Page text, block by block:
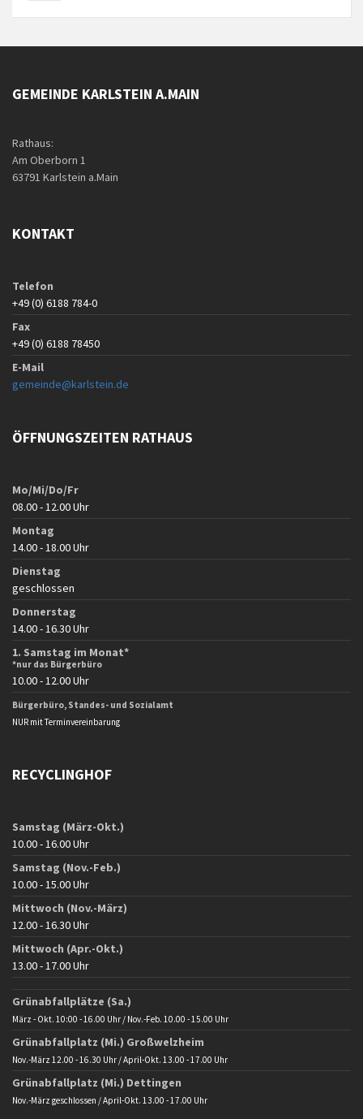
GEMEINDE KARLSTEIN A.MAIN
Rathaus:
Am Oberborn 1
63791 Karlstein a.Main
KONTAKT
Telefon
+49 (0) 6188 784-0
Fax
+49 (0) 6188 78450
E-Mail
gemeinde@karlstein.de
ÖFFNUNGSZEITEN RATHAUS
Mo/Mi/Do/Fr
08.00 - 12.00 Uhr
Montag
14.00 - 18.00 Uhr
Dienstag
geschlossen
Donnerstag
14.00 - 16.30 Uhr
1. Samstag im Monat*
*nur das Bürgerbüro
10.00 - 12.00 Uhr
Bürgerbüro, Standes- und Sozialamt
NUR mit Terminvereinbarung
RECYCLINGHOF
Samstag (März-Okt.)
10.00 - 16.00 Uhr
Samstag (Nov.-Feb.)
10.00 - 15.00 Uhr
Mittwoch (Nov.-März)
12.00 - 16.30 Uhr
Mittwoch (Apr.-Okt.)
13.00 - 17.00 Uhr
Grünabfallplätze (Sa.)
März - Okt. 10:00 - 16.00 Uhr / Nov.-Feb. 10.00 - 15.00 Uhr
Grünabfallplatz (Mi.) Großwelzheim
Nov.-März 12.00 - 16.30 Uhr / April-Okt. 13.00 - 17.00 Uhr
Grünabfallplatz (Mi.) Dettingen
Nov.-März geschlossen / April-Okt. 13.00 - 17.00 Uhr